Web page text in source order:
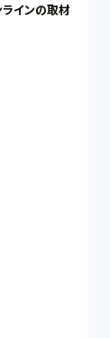
インの取材